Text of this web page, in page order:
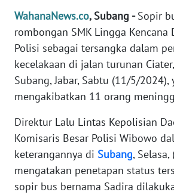
WahanaNews.co, Subang -Sopir
rombongan SMK Lingga Kencana
Polisi sebagai tersangka dalam
kecelakaan di jalan turunan
Subang, Jabar, Sabtu (11/5/2024),
mengakibatkan 11 orang
Direktur Lalu Lintas Kepolisian
Komisaris Besar Polisi Wibowo
keterangannya di Subang,
mengatakan penetapan status
sopir bus bernama Sadira
INDEKS
BERITA
KONTAK
KAMI
INFO
TENTANG
KAMI